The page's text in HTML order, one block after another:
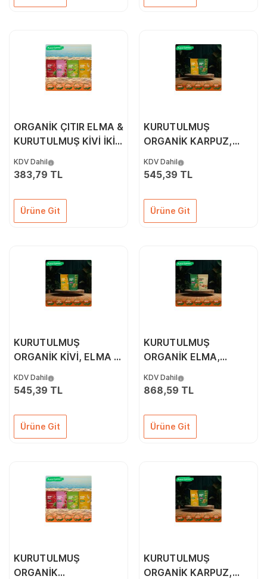
ORGANİK ÇITIR ELMA &
KURUTULMUŞ KİVİ İKİLİ
KDV Dahil
383,79 TL
Ürüne Git
KURUTULMUŞ
ORGANİK KARPUZ,
4'LÜ PAKETİ
KDV Dahil
545,39 TL
Ürüne Git
KURUTULMUŞ
ORGANİK KİVİ, ELMA &
PAKETİ
KDV Dahil
545,39 TL
Ürüne Git
KURUTULMUŞ
ORGANİK ELMA,
SEBZE & ÇİLEK 5'Lİ
2)
KDV Dahil
868,59 TL
Ürüne Git
KURUTULMUŞ
ORGANİK
KURUTULMUŞ
ORGANİK KARPUZ,